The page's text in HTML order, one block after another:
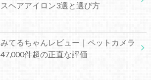
スヘアアイロン3選と選び方
みてるちゃんレビュー｜ペットカメラ
47,000件超の正直な評価